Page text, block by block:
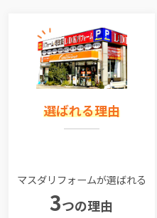
選ばれる理由
マスダリフォームが選ばれる
3つの理由